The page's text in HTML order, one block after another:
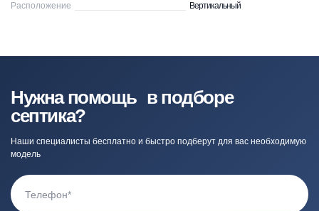
Расположение Вертикальный
Нужна помощь в подборе
септика?
Наши специалисты бесплатно и быстро подберут для вас необходимую
модель